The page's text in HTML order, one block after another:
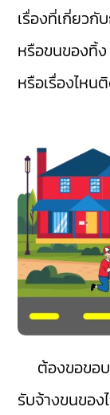
เรื่องที่เกี่ยว
หรือขนของทิ้
หรือเรื่องไหน
ต้องขอขอบ
รับจ้างขนของ